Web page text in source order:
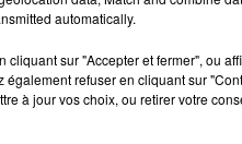
également de
automatically.
cliquant sur "Accepter et fermer", ou
également refuser en cliquant sur
à jour vos choix, ou retirer votre